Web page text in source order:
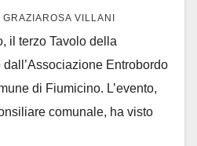
GRAZIAROSA VILLANI
il terzo Tavolo della
Entrobordo
di Fiumicino. L’evento,
comunale, ha visto